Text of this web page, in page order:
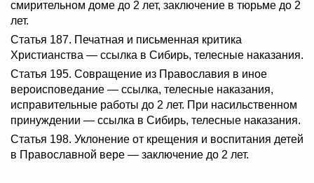
смирительном доме до 2 лет, заключение в тюрьме до 2
лет.
Статья 187. Печатная и письменная критика
Христианства — ссылка в Сибирь, телесные наказания.
Статья 195. Совращение из Православия в иное
вероисповедание — ссылка, телесные наказания,
исправительные работы до 2 лет. При насильственном
принуждении — ссылка в Сибирь, телесные наказания.
Статья 198. Уклонение от крещения и воспитания детей
в Православной вере — заключение до 2 лет.